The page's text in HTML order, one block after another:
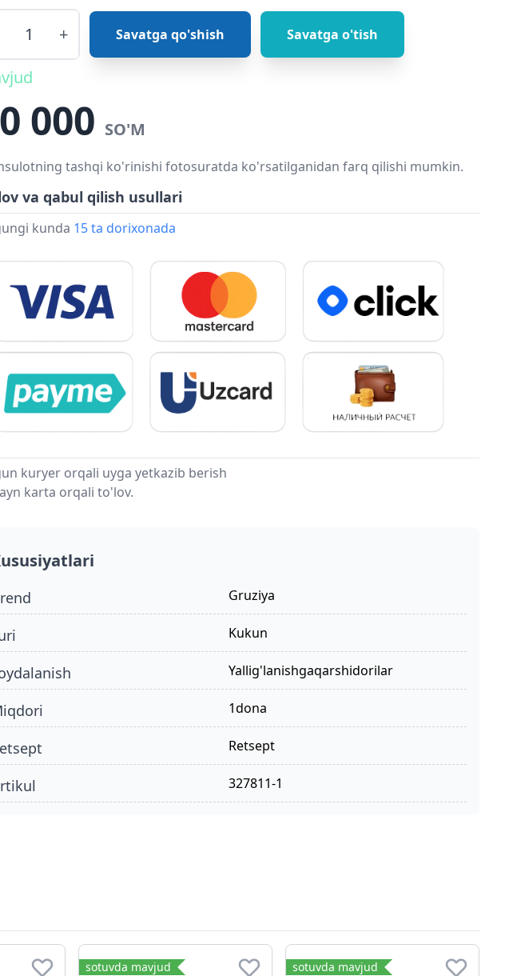
+ Savatga qo'shish Savatga o'tish
000 SO'M
tashqi ko'rinishi fotosuratda ko'rsatilganidan farq qilishi mumkin.
va qabul qilish usullari
kunda 15 ta dorixonada
kuryer orqali uyga yetkazib berish
karta orqali to'lov.
Brend Gruziya
kukun
yallig'lanishgaqarshidorilar
miqdori 1dona
retsept retsept
327811-1
sotuvda mavjud sotuvda mavjud